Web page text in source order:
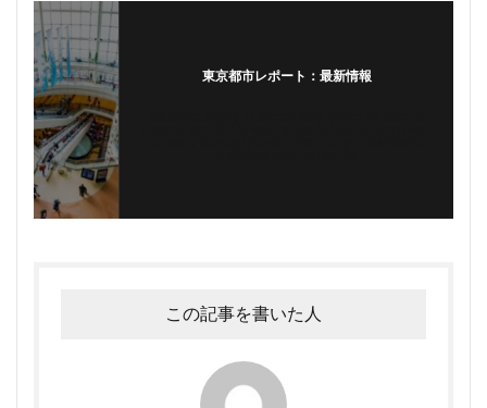
東京都市レポート：最新情報
この記事を書いた人